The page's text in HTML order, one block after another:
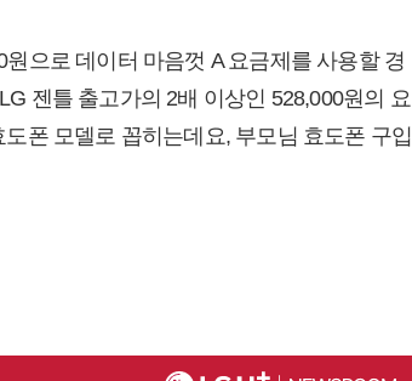
으로 데이터 마음껏 A 요금제를 사용할 경
젠틀 출고가의 2배 이상인 528,000원의 요
폰 모델로 꼽히는데요, 부모님 효도폰 구입